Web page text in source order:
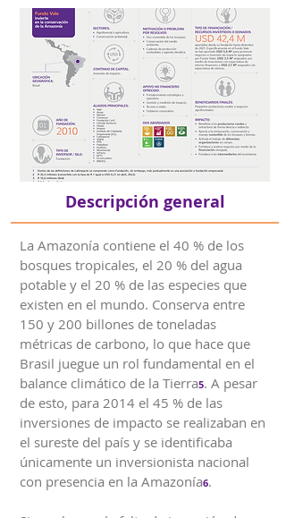
Descripción general
La Amazonía contiene el 40 % de los
bosques tropicales, el 20 % del agua
potable y el 20 % de las especies que
existen en el mundo. Conserva entre
150 y 200 billones de toneladas
métricas de carbono, lo que hace que
Brasil juegue un rol fundamental en el
balance climático de la Tierra5. A pesar
de esto, para 2014 el 45 % de las
inversiones de impacto se realizaban en
el sureste del país y se identificaba
únicamente un inversionista nacional
con presencia en la Amazonía6.